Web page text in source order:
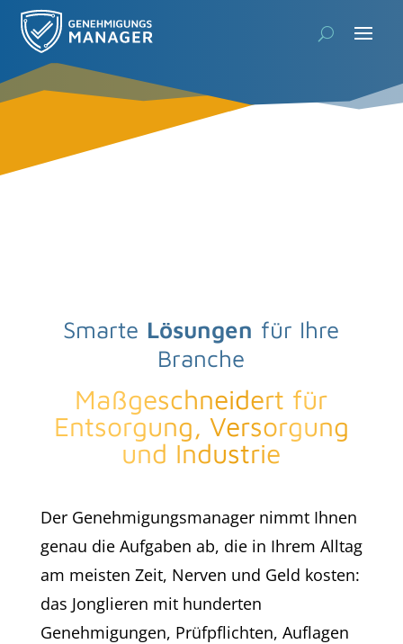
Smarte Lösungen für Ihre
Branche
Maßgeschneidert für
Entsorgung, Versorgung
und Industrie
Der Genehmigungsmanager nimmt Ihnen
genau die Aufgaben ab, die in Ihrem Alltag
am meisten Zeit, Nerven und Geld kosten:
das Jonglieren mit hunderten
Genehmigungen, Prüfpflichten, Auflagen